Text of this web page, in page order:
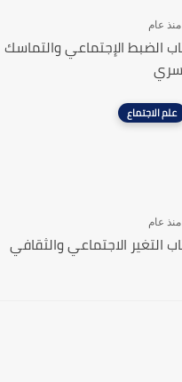
منذ عام
الضبط الإجتماعي والتماسك
علم الاجتماع
منذ عام
التغير الاجتماعي والثقافي